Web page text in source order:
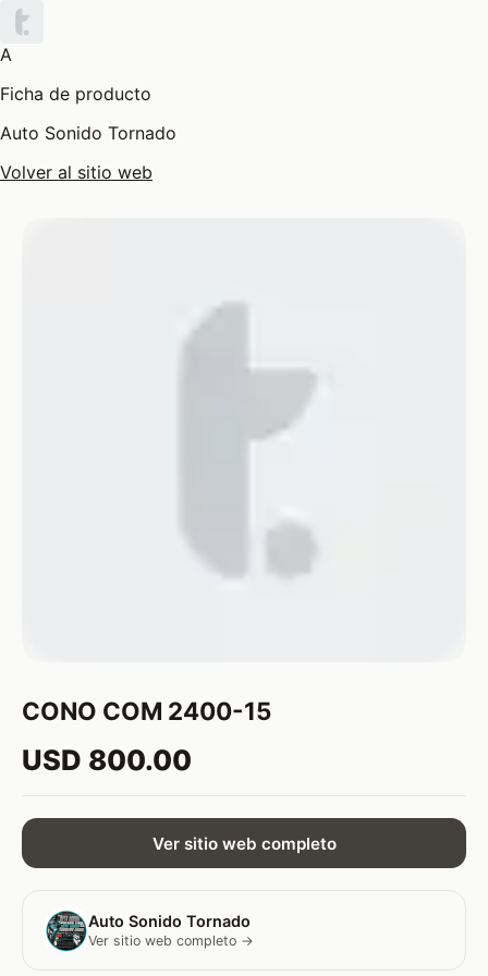
A
Ficha de producto
Auto Sonido Tornado
Volver al sitio web
CONO COM 2400-15
USD 800.00
Ver sitio web completo
Auto Sonido Tornado
Ver sitio web completo →